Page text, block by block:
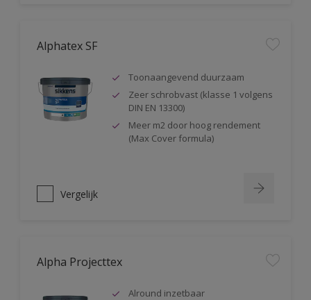
Alphatex SF
Toonaangevend duurzaam
Zeer schrobvast (klasse 1 volgens
DIN EN 13300)
Meer m2 door hoog rendement
(Max Cover formula)
Vergelijk
Alpha Projecttex
Alround inzetbaar